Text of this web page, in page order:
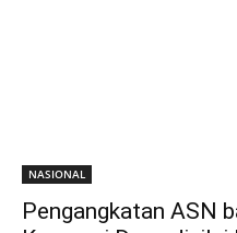
NASIONAL
Pengangkatan ASN